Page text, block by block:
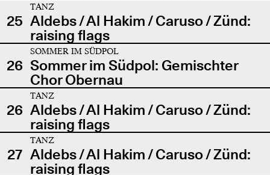
25
TANZ
Aldebs / Al Hakim / Caruso / Zünd:
raising flags
26
SOMMER IM SÜDPOL
Sommer im Südpol: Gemischter
Chor Obernau
26
TANZ
Aldebs / Al Hakim / Caruso / Zünd:
raising flags
27
TANZ
Aldebs / Al Hakim / Caruso / Zünd:
raising flags